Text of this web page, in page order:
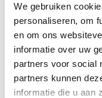
We gebruiken
personaliseren, om
en om ons
informatie over uw
partners voor social
partners kunnen
informatie die u aan
Application error: a
loading